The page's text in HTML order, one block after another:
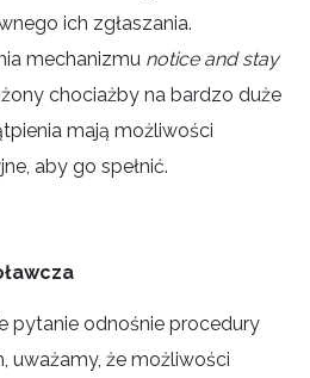
ich zgłaszania.
mechanizmu notice and stay
chociażby na bardzo duże
mają możliwości
aby go spełnić.
pytanie odnośnie procedury
uważamy, że możliwości